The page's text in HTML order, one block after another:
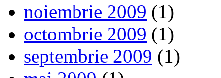
noiembrie 2009 (1)
octombrie 2009 (1)
septembrie 2009 (1)